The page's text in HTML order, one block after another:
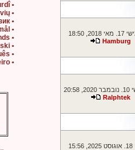
18:50
Hamburg
20:58
Ralphtek
• KU • Kurdî
• LT • Lietuvių
• MK • македонски јазик
• NB • Norsk bokmål
• NL • Nederlands
• PL • Polski
• PT • Português
• PT BR • Português Brasileiro